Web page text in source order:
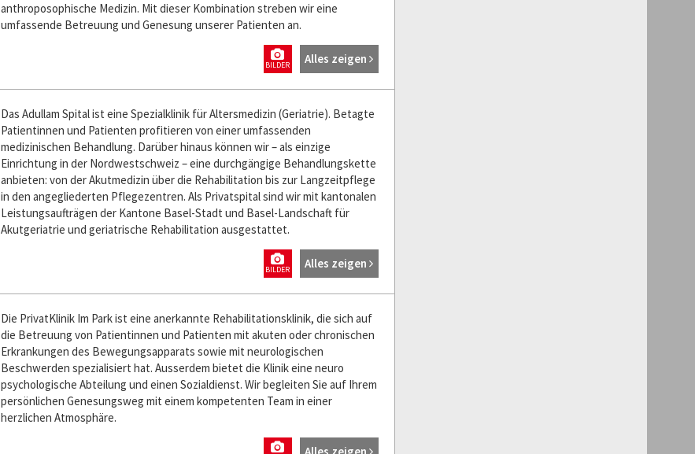
anthroposophische Medizin. Mit dieser Kombination streben wir eine
umfassende Betreuung und Genesung unserer Patienten an.
Alles zeigen
BILDER
Das Adullam Spital ist eine Spezialklinik für Altersmedizin (Geriatrie). Betagte
Patientinnen und Patienten profitieren von einer umfassenden
medizinischen Behandlung. Darüber hinaus können wir – als einzige
Einrichtung in der Nordwestschweiz – eine durchgängige Behandlungskette
anbieten: von der Akutmedizin über die Rehabilitation bis zur Langzeitpflege
in den angegliederten Pflegezentren. Als Privatspital sind wir mit kantonalen
Leistungsaufträgen der Kantone Basel-Stadt und Basel-Landschaft für
Akutgeriatrie und geriatrische Rehabilitation ausgestattet.
Alles zeigen
BILDER
Die Privat­Klinik Im Park ist eine anerkannte Rehabilitations­klinik, die sich auf
die Betreuung von Patientinnen und Patienten mit akuten oder chronischen
Erkrankungen des Bewegungs­apparats sowie mit neurologischen
Beschwerden spezialisiert hat. Ausserdem bietet die Klinik eine neuro
psychologische Abteilung und einen Sozialdienst. Wir begleiten Sie auf Ihrem
persönlichen Genesungsweg mit einem kompetenten Team in einer
herzlichen Atmosphäre.